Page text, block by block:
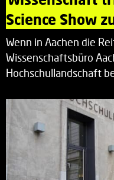
Science Show
Wenn in Aachen die
Wissenschaftsbüro
Hochschullandschaft